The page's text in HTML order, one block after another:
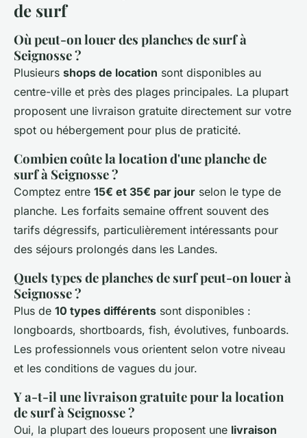
de surf
Où peut-on louer des planches de surf à
Seignosse ?
Plusieurs shops de location sont disponibles au
centre-ville et près des plages principales. La plupart
proposent une livraison gratuite directement sur votre
spot ou hébergement pour plus de praticité.
Combien coûte la location d'une planche de
surf à Seignosse ?
Comptez entre 15€ et 35€ par jour selon le type de
planche. Les forfaits semaine offrent souvent des
tarifs dégressifs, particulièrement intéressants pour
des séjours prolongés dans les Landes.
Quels types de planches de surf peut-on louer à
Seignosse ?
Plus de 10 types différents sont disponibles :
longboards, shortboards, fish, évolutives, funboards.
Les professionnels vous orientent selon votre niveau
et les conditions de vagues du jour.
Y a-t-il une livraison gratuite pour la location
de surf à Seignosse ?
Oui, la plupart des loueurs proposent une livraison